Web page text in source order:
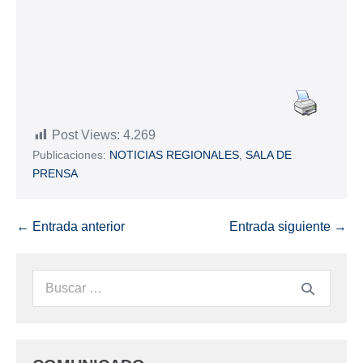
Post Views: 4.269
Publicaciones: NOTICIAS REGIONALES SALA DE
PRENSA
← Entrada anterior Entrada siguiente →